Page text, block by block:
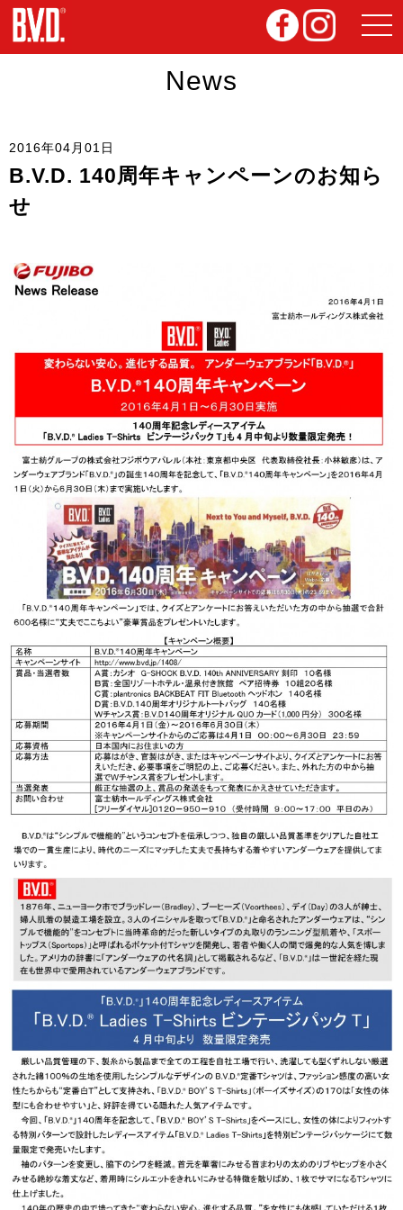
News
2016年04月01日
B.V.D. 140周年キャンペーンのお知ら
せ